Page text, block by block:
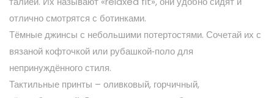
отлично смотрятся с ботинками.
Тёмные джинсы с небольшими потертостями. Сочетай их с
вязаной кофточкой или рубашкой‑поло для
непринуждённого стиля.
Тактильные принты – оливковый, горчичный,